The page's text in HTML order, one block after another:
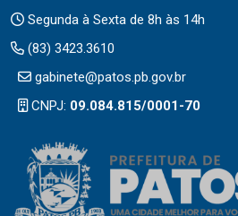
Segunda à Sexta de 8h às 14h
(83) 3423.3610
gabinete@patos.pb.gov.br
CNPJ: 09.084.815/0001-70